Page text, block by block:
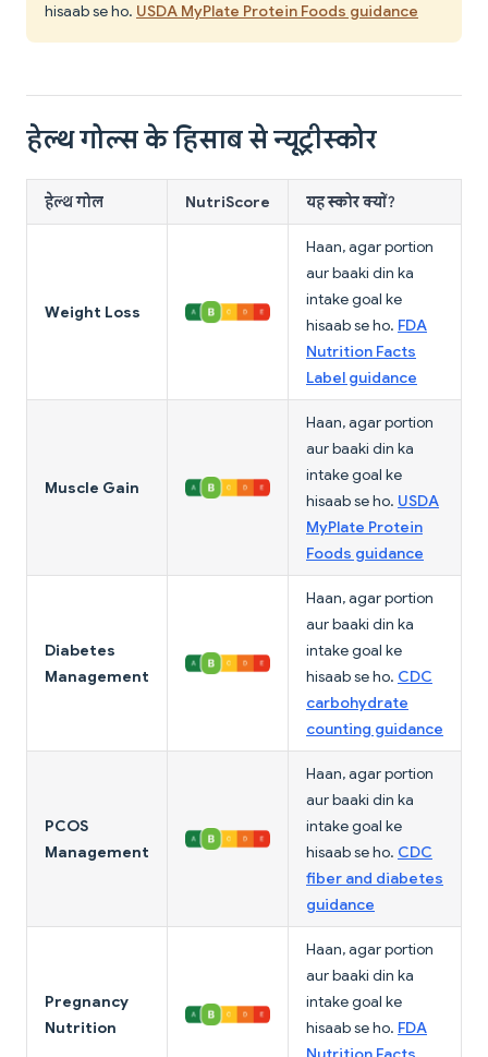
hisaab se ho. USDA MyPlate Protein Foods guidance
हेल्थ गोल्स के हिसाब से न्यूट्रीस्कोर
हेल्थ गोल NutriScore यह स्कोर क्यों?
Weight Loss
Haan, agar portion
aur baaki din ka
intake goal ke
hisaab se ho. FDA
Nutrition Facts
Label guidance
Muscle Gain
Haan, agar portion
aur baaki din ka
intake goal ke
hisaab se ho. USDA
MyPlate Protein
Foods guidance
Diabetes
Management
Haan, agar portion
aur baaki din ka
intake goal ke
hisaab se ho. CDC
carbohydrate
counting guidance
PCOS
Management
Haan, agar portion
aur baaki din ka
intake goal ke
hisaab se ho. CDC
fiber and diabetes
guidance
Pregnancy
Nutrition
Haan, agar portion
aur baaki din ka
intake goal ke
hisaab se ho. FDA